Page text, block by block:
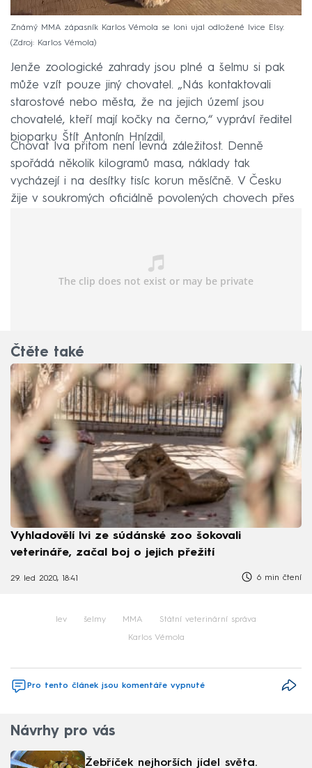
Známý MMA zápasník Karlos Vémola se loni ujal odložené lvice Elsy.
Zdroj: Karlos Vémola
Jenže zoologické zahrady jsou plné a šelmu si pak
může vzít pouze jiný chovatel. „Nás kontaktovali
starostové nebo města, že na jejich území jsou
chovatelé, kteří mají kočky na černo,“ vypráví ředitel
bioparku Štít Antonín Hnízdil.
Chovat lva přitom není levná záležitost. Denně
spořádá několik kilogramů masa, náklady tak
vycházejí i na desítky tisíc korun měsíčně. V Česku
žije v soukromých oficiálně povolených chovech přes
Čtěte také
Vyhladovělí lvi ze súdánské zoo šokovali
veterináře, začal boj o jejich přežití
29. led 2020, 18:41 6 min čtení
lev šelmy MMA Státní veterinární správa
Karlos Vémola
Pro tento článek jsou komentáře vypnuté
Návrhy pro vás
Žebříček nejhorších jídel světa.